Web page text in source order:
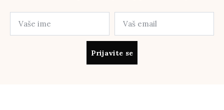
Prijavite se